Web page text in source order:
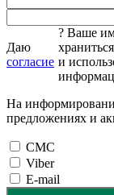
Даю
согласие
? Ваше
и
На
предложениях и
СМС
Viber
E-mail